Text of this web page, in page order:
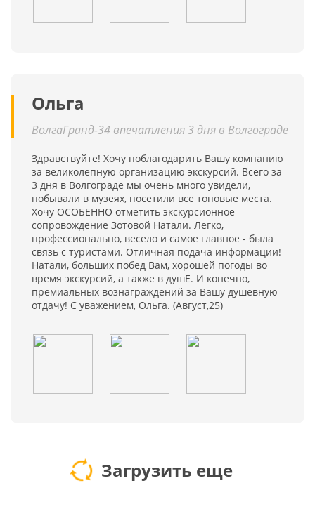
Ольга
ВолгаГранд-34 впечатления 3 дня в Волгограде
Здравствуйте! Хочу поблагодарить Вашу компанию
за великолепную организацию экскурсий. Всего за
3 дня в Волгограде мы очень много увидели,
побывали в музеях, посетили все топовые места.
Хочу ОСОБЕННО отметить экскурсионное
сопровождение Зотовой Натали. Легко,
профессионально, весело и самое главное - была
связь с туристами. Отличная подача информации!
Натали, больших побед Вам, хорошей погоды во
время экскурсий, а также в душЕ. И конечно,
премиальных вознаграждений за Вашу душевную
отдачу! С уважением, Ольга. (Август,25)
Загрузить еще